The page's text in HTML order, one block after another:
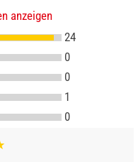
anzeigen
24
0
0
1
0